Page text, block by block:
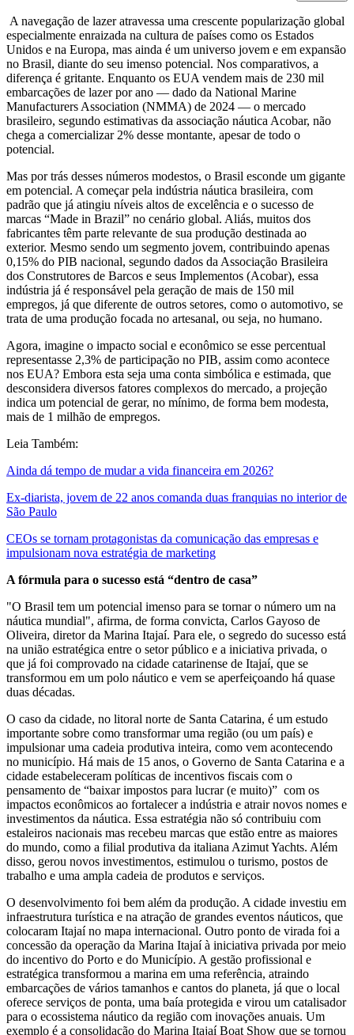
A navegação de lazer atravessa uma crescente popularização global
especialmente enraizada na cultura de países como os Estados
Unidos e na Europa, mas ainda é um universo jovem e em expansão
no Brasil, diante do seu imenso potencial. Nos comparativos, a
diferença é gritante. Enquanto os EUA vendem mais de 230 mil
embarcações de lazer por ano — dado da National Marine
Manufacturers Association (NMMA) de 2024 — o mercado
brasileiro, segundo estimativas da associação náutica Acobar, não
chega a comercializar 2% desse montante, apesar de todo o
potencial.
Mas por trás desses números modestos, o Brasil esconde um gigante
em potencial. A começar pela indústria náutica brasileira, com
padrão que já atingiu níveis altos de excelência e o sucesso de
marcas “Made in Brazil” no cenário global. Aliás, muitos dos
fabricantes têm parte relevante de sua produção destinada ao
exterior. Mesmo sendo um segmento jovem, contribuindo apenas
0,15% do PIB nacional, segundo dados da Associação Brasileira
dos Construtores de Barcos e seus Implementos (Acobar), essa
indústria já é responsável pela geração de mais de 150 mil
empregos, já que diferente de outros setores, como o automotivo, se
trata de uma produção focada no artesanal, ou seja, no humano.
Agora, imagine o impacto social e econômico se esse percentual
representasse 2,3% de participação no PIB, assim como acontece
nos EUA? Embora esta seja uma conta simbólica e estimada, que
desconsidera diversos fatores complexos do mercado, a projeção
indica um potencial de gerar, no mínimo, de forma bem modesta,
mais de 1 milhão de empregos.
Leia Também:
Ainda dá tempo de mudar a vida financeira em 2026?
Ex-diarista, jovem de 22 anos comanda duas franquias no interior de
São Paulo
CEOs se tornam protagonistas da comunicação das empresas e
impulsionam nova estratégia de marketing
A fórmula para o sucesso está “dentro de casa”
"O Brasil tem um potencial imenso para se tornar o número um na
náutica mundial", afirma, de forma convicta, Carlos Gayoso de
Oliveira, diretor da Marina Itajaí. Para ele, o segredo do sucesso está
na união estratégica entre o setor público e a iniciativa privada, o
que já foi comprovado na cidade catarinense de Itajaí, que se
transformou em um polo náutico e vem se aperfeiçoando há quase
duas décadas.
O caso da cidade, no litoral norte de Santa Catarina, é um estudo
importante sobre como transformar uma região (ou um país) e
impulsionar uma cadeia produtiva inteira, como vem acontecendo
no município. Há mais de 15 anos, o Governo de Santa Catarina e a
cidade estabeleceram políticas de incentivos fiscais com o
pensamento de “baixar impostos para lucrar (e muito)” com os
impactos econômicos ao fortalecer a indústria e atrair novos nomes e
investimentos da náutica. Essa estratégia não só contribuiu com
estaleiros nacionais mas recebeu marcas que estão entre as maiores
do mundo, como a filial produtiva da italiana Azimut Yachts. Além
disso, gerou novos investimentos, estimulou o turismo, postos de
trabalho e uma ampla cadeia de produtos e serviços.
O desenvolvimento foi bem além da produção. A cidade investiu em
infraestrutura turística e na atração de grandes eventos náuticos, que
colocaram Itajaí no mapa internacional. Outro ponto de virada foi a
concessão da operação da Marina Itajaí à iniciativa privada por meio
do incentivo do Porto e do Município. A gestão profissional e
estratégica transformou a marina em uma referência, atraindo
embarcações de vários tamanhos e cantos do planeta, já que o local
oferece serviços de ponta, uma baía protegida e virou um catalisador
para o ecossistema náutico da região com inovações anuais. Um
exemplo é a consolidação do Marina Itajaí Boat Show que se tornou